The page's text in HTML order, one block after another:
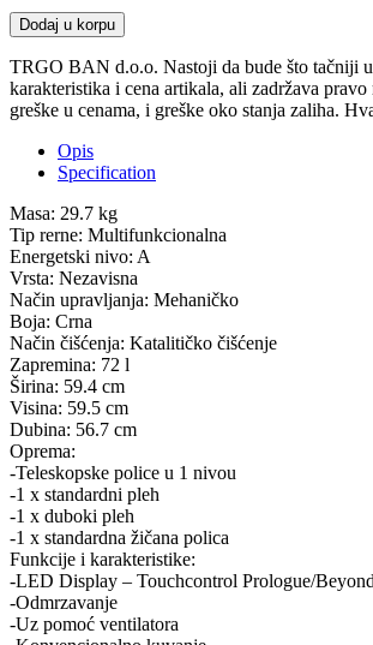
BEKO
BBIR17300BCS
Ugradna
rerna
quantity
Dodaj u korpu
TRGO BAN d.o.o. Nastoji da bude što tačniji
karakteristika i cena artikala, ali zadržava pravo
greške u cenama, i greške oko stanja zaliha.
Opis
Specification
Masa: 29.7 kg
Tip rerne: Multifunkcionalna
Energetski nivo: A
Vrsta: Nezavisna
Način upravljanja: Mehaničko
Boja: Crna
Način čišćenja: Katalitičko čišćenje
Zapremina: 72 l
Širina: 59.4 cm
Visina: 59.5 cm
Dubina: 56.7 cm
Oprema:
-Teleskopske police u 1 nivou
-1 x standardni pleh
-1 x duboki pleh
-1 x standardna žičana polica
Funkcije i karakteristike:
-LED Display – Touchcontrol Prologue/
-Odmrzavanje
-Uz pomoć ventilatora